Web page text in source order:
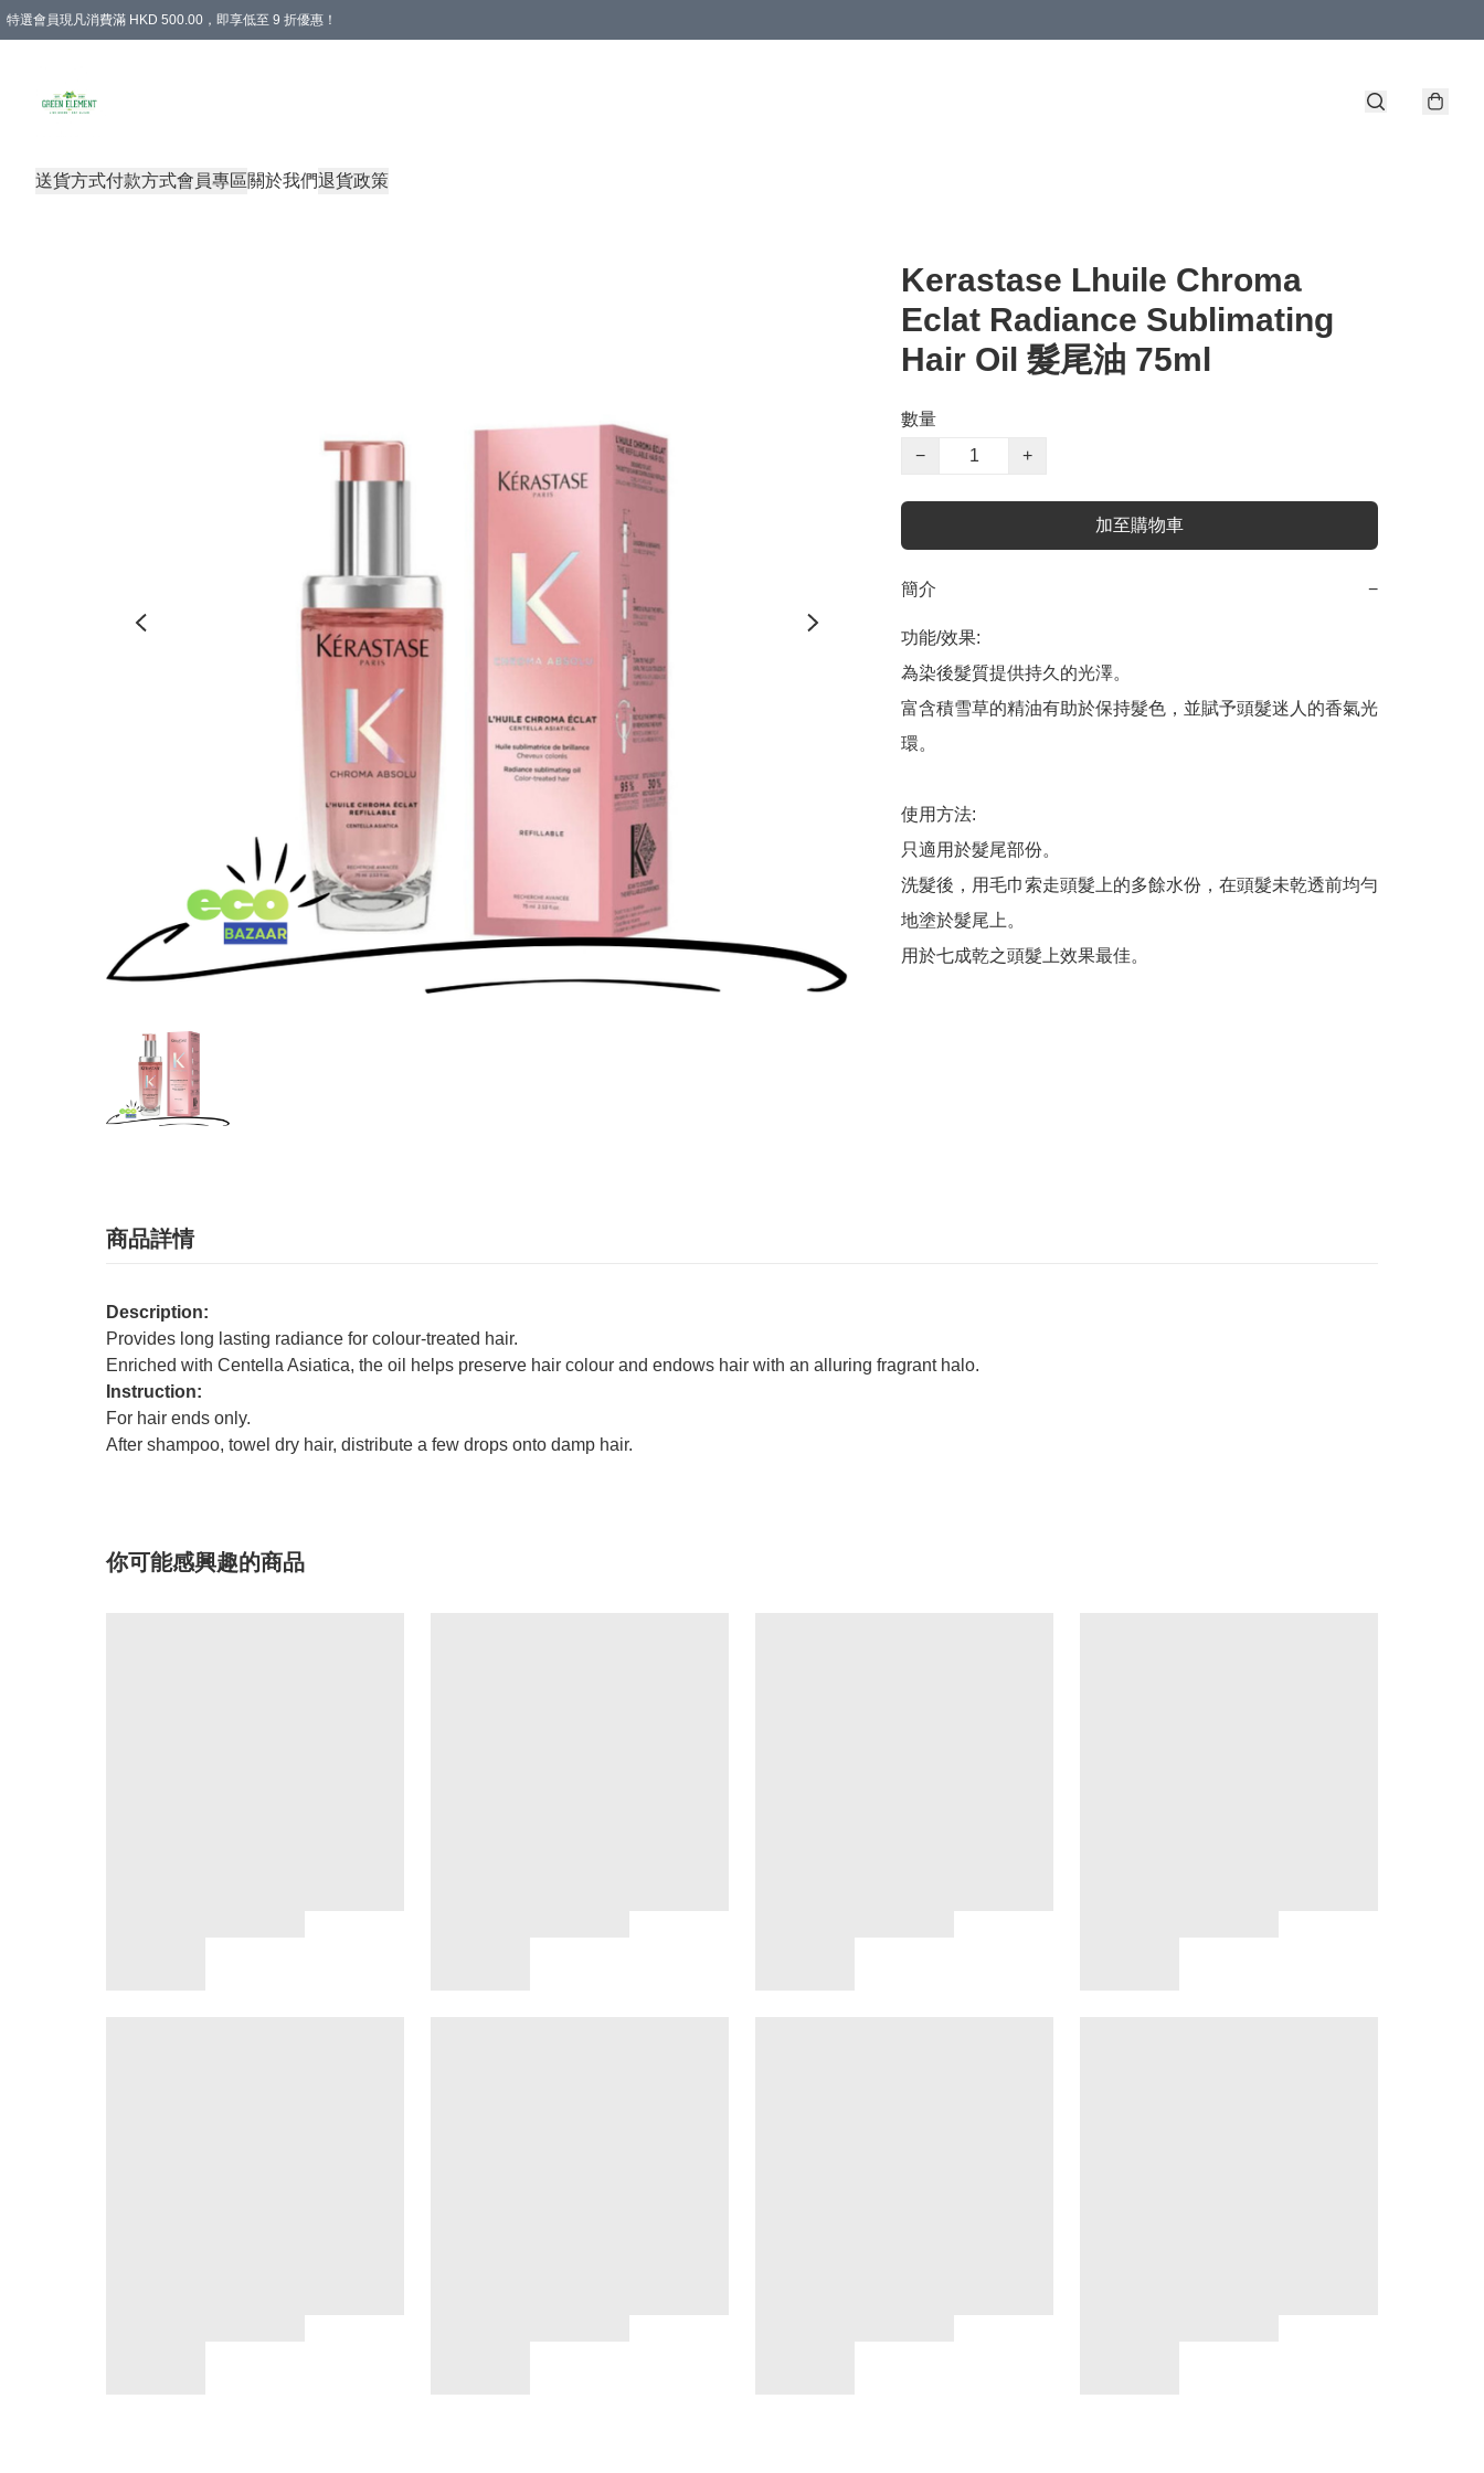
特選會員現凡消費滿 HKD 500.00，即享低至 9 折優惠！
送貨方式付款方式會員專區關於我們退貨政策
Kerastase Lhuile Chroma
Eclat Radiance Sublimating
Hair Oil 髮尾油 75ml
數量
−
+
加至購物車
簡介 −
功能/效果:
為染後髮質提供持久的光澤。
富含積雪草的精油有助於保持髮色，並賦予頭髮迷人的香氣光
環。
使用方法:
只適用於髮尾部份。
洗髮後，用毛巾索走頭髮上的多餘水份，在頭髮未乾透前均勻
地塗於髮尾上。
用於七成乾之頭髮上效果最佳。
商品詳情
Description:
Provides long lasting radiance for colour-treated hair.
Enriched with Centella Asiatica, the oil helps preserve hair colour and endows hair with an alluring fragrant halo.
Instruction:
For hair ends only.
After shampoo, towel dry hair, distribute a few drops onto damp hair.
你可能感興趣的商品